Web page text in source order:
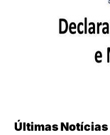
Últimas Notícias